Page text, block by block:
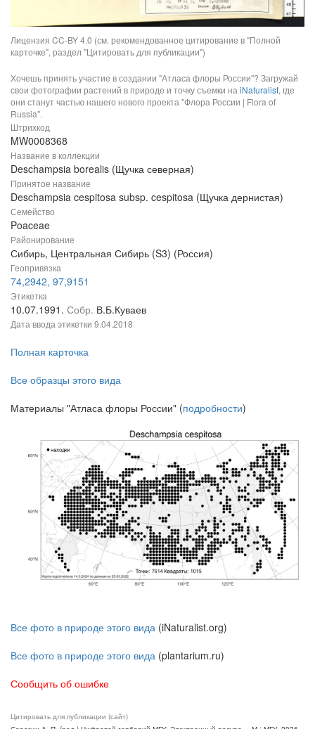
Лицензия CC-BY 4.0 (см. рекомендованное цитирование в "Полной
карточке", раздел "Цитировать для публикации")
Хочешь принять участие в создании "Атласа флоры России"? Загружай
свои фотографии растений в природе и точку съемки наiNaturalist, где
они станут частью нашего нового проекта "Флора России | Flora of
Russia".
Штрихкод
MW0008368
Название в коллекции
Deschampsia borealis (Щучка северная)
Принятое название
Deschampsia cespitosa subsp. cespitosa (Щучка дернистая)
Семейство
Poaceae
Районирование
Сибирь, Центральная Сибирь (S3) (Россия)
Геопривязка
74,2942, 97,9151
Этикетка
10.07.1991. Собр. В.Б.Куваев
Дата ввода этикетки 9.04.2018
Полная карточка
Все образцы этого вида
Материалы "Атласа флоры России" (подробности)
Все фото в природе этого вида (iNaturalist.org)
Все фото в природе этого вида (plantarium.ru)
Сообщить об ошибке
Цитировать для публикации (сайт)